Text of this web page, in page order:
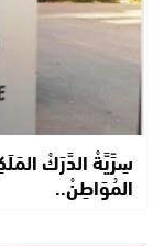
سِرِّيَّةْ الدَّرَكْ
المُوَاطِنْ..